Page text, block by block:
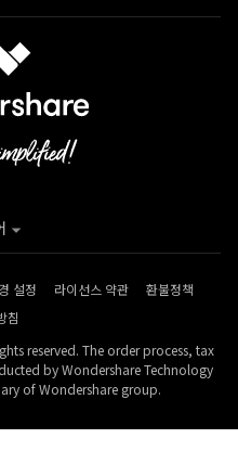
설정 라이선스 약관
환불정책
침
reserved. The order process, tax
by Wondershare Technology
of Wondershare group.